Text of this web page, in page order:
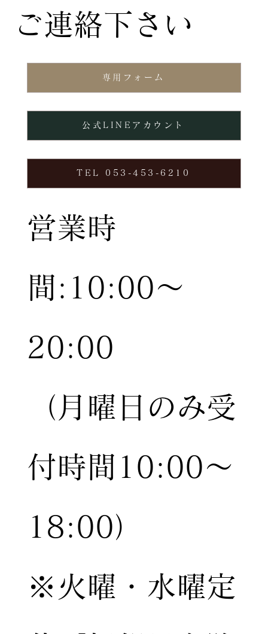
専用フォーム
TEL 053-453-6210
公式LINEアカウント
ご連絡下さい
営業時
間:10:00〜
20:00
（月曜日のみ受
付時間10:00〜
18:00）
※火曜・水曜定